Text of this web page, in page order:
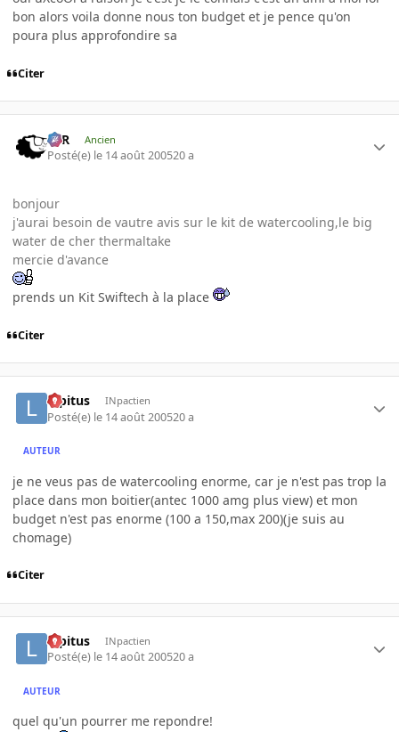
bon alors voila donne nous ton budget et je pence qu'on
poura plus approfondire sa
Citer
KzR Ancien
Posté(e) le 14 août 200520 a
bonjour
j'aurai besoin de vautre avis sur le kit de watercooling,le big
water de cher thermaltake
mercie d'avance
prends un Kit Swiftech à la place
Citer
lopitus INpactien
Posté(e) le 14 août 200520 a
AUTEUR
je ne veus pas de watercooling enorme, car je n'est pas trop la
place dans mon boitier(antec 1000 amg plus view) et mon
budget n'est pas enorme (100 a 150,max 200)(je suis au
chomage)
Citer
lopitus INpactien
Posté(e) le 14 août 200520 a
AUTEUR
quel qu'un pourrer me repondre!